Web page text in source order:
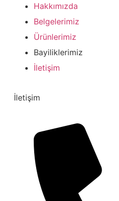
Hakkımızda
Belgelerimiz
Ürünlerimiz
Bayiliklerimiz
İletişim
İletişim